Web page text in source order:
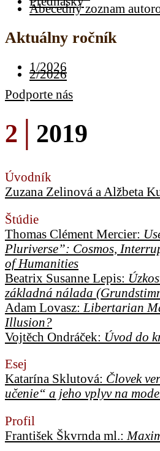
Abecedný zoznam
Aktuálny ročník
1/2026
2/2026
Podporte nás
2│ 2019
Úvodník
Zuzana Zelinová a Alžbeta
Štúdie
Thomas Clément Mercier:
Pluriverse”: Cosmos,
of Humanities
Beatrix Susanne Lepis:
základná nálada
Adam Lovasz: Libertarian
Illusion?
Vojtěch Ondráček: Úvod do
Esej
Katarína Sklutová: Človek
učenie“ a jeho vplyv na
Profil
František Škvrnda ml.: